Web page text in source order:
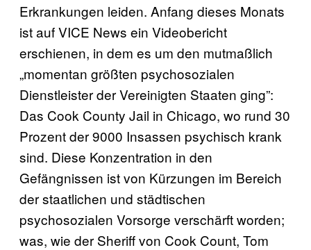
Erkrankungen leiden. Anfang dieses Monats
ist auf VICE News ein Videobericht
erschienen, in dem es um den mutmaßlich
„momentan größten psychosozialen
Dienstleister der Vereinigten Staaten ging”:
Das Cook County Jail in Chicago, wo rund 30
Prozent der 9000 Insassen psychisch krank
sind. Diese Konzentration in den
Gefängnissen ist von Kürzungen im Bereich
der staatlichen und städtischen
psychosozialen Vorsorge verschärft worden;
was, wie der Sheriff von Cook Count, Tom